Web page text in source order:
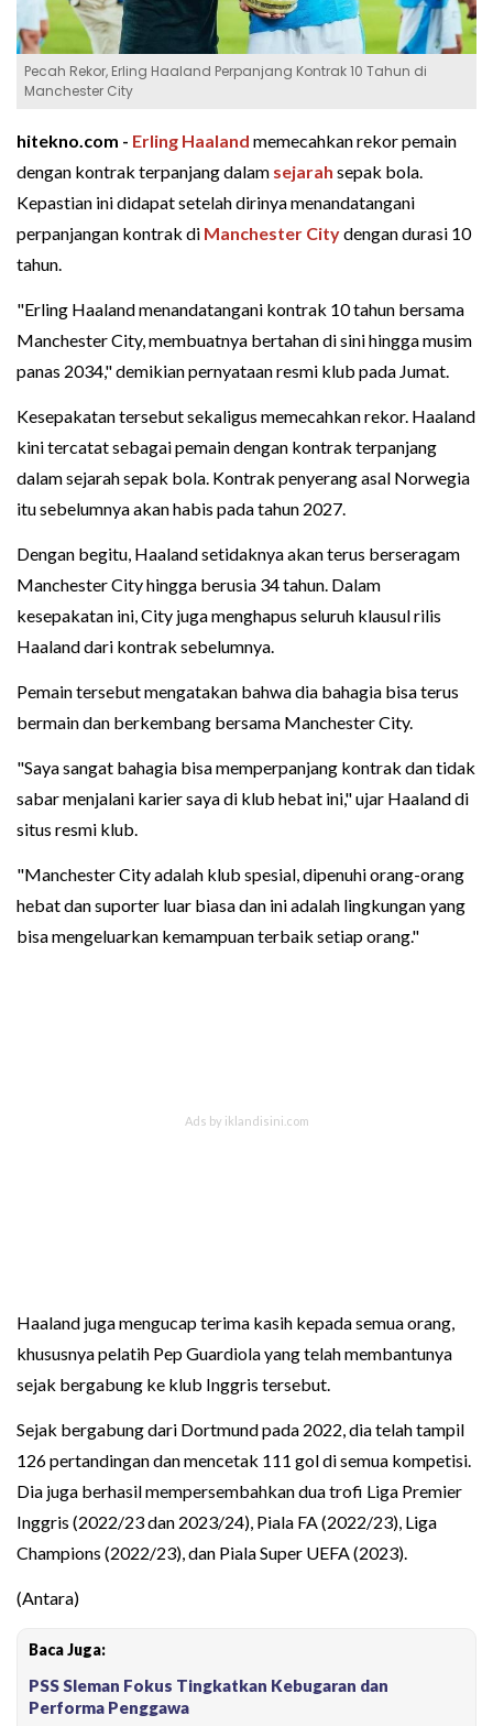
Pecah Rekor, Erling Haaland Perpanjang Kontrak 10 Tahun di
Manchester City
hitekno.com - Erling Haaland memecahkan rekor pemain
dengan kontrak terpanjang dalam sejarah sepak bola.
Kepastian ini didapat setelah dirinya menandatangani
perpanjangan kontrak di Manchester Citydengan durasi 10
tahun.
"Erling Haaland menandatangani kontrak 10 tahun bersama
Manchester City, membuatnya bertahan di sini hingga musim
panas 2034," demikian pernyataan resmi klub pada Jumat.
Kesepakatan tersebut sekaligus memecahkan rekor. Haaland
kini tercatat sebagai pemain dengan kontrak terpanjang
dalam sejarah sepak bola. Kontrak penyerang asal Norwegia
itu sebelumnya akan habis pada tahun 2027.
Dengan begitu, Haaland setidaknya akan terus berseragam
Manchester City hingga berusia 34 tahun. Dalam
kesepakatan ini, City juga menghapus seluruh klausul rilis
Haaland dari kontrak sebelumnya.
Pemain tersebut mengatakan bahwa dia bahagia bisa terus
bermain dan berkembang bersama Manchester City.
"Saya sangat bahagia bisa memperpanjang kontrak dan tidak
sabar menjalani karier saya di klub hebat ini," ujar Haaland di
situs resmi klub.
"Manchester City adalah klub spesial, dipenuhi orang-orang
hebat dan suporter luar biasa dan ini adalah lingkungan yang
bisa mengeluarkan kemampuan terbaik setiap orang."
Haaland juga mengucap terima kasih kepada semua orang,
khususnya pelatih Pep Guardiola yang telah membantunya
sejak bergabung ke klub Inggris tersebut.
Sejak bergabung dari Dortmund pada 2022, dia telah tampil
126 pertandingan dan mencetak 111 gol di semua kompetisi.
Dia juga berhasil mempersembahkan dua trofi Liga Premier
Inggris (2022/23 dan 2023/24), Piala FA (2022/23), Liga
Champions (2022/23), dan Piala Super UEFA (2023).
(Antara)
Baca Juga:
PSS Sleman Fokus Tingkatkan Kebugaran dan
Performa Penggawa